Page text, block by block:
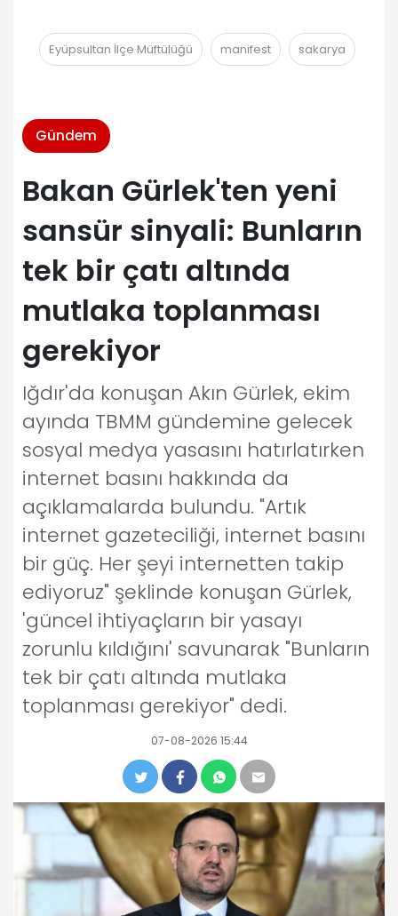
Eyüpsultan İlçe Müftülüğü manifest sakarya
Gündem
Bakan Gürlek'ten yeni
sansür sinyali: Bunların
tek bir çatı altında
mutlaka toplanması
gerekiyor
Iğdır'da konuşan Akın Gürlek, ekim
ayında TBMM gündemine gelecek
sosyal medya yasasını hatırlatırken
internet basını hakkında da
açıklamalarda bulundu. "Artık
internet gazeteciliği, internet basını
bir güç. Her şeyi internetten takip
ediyoruz" şeklinde konuşan Gürlek,
'güncel ihtiyaçların bir yasayı
zorunlu kıldığını' savunarak "Bunların
tek bir çatı altında mutlaka
toplanması gerekiyor" dedi.
07-08-2026 15:44